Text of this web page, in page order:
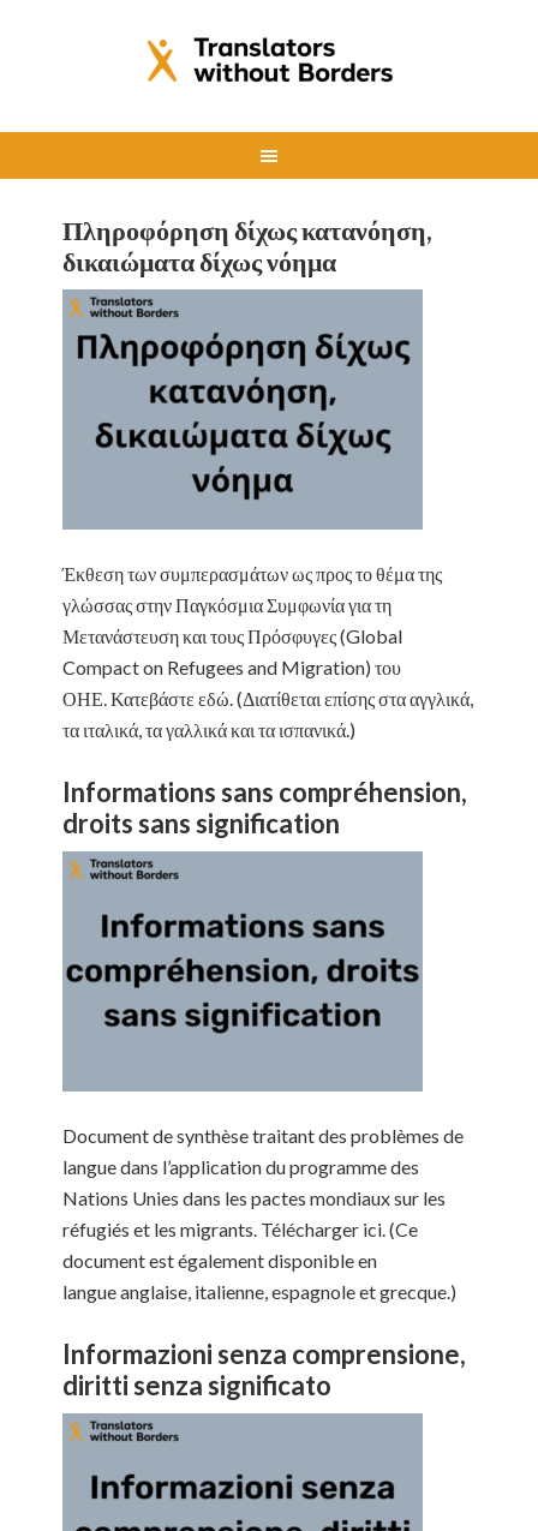
Πληροφόρηση δίχως κατανόηση,
δικαιώματα δίχως νόημα
Έκθεση των συμπερασμάτων ως προς το θέμα της
γλώσσας στην Παγκόσμια Συμφωνία για τη
Μετανάστευση και τους Πρόσφυγες (Global
Compact on Refugees and Migration) του
ΟΗΕ. Κατεβάστε εδώ. (Διατίθεται επίσης στα αγγλικά,
τα ιταλικά, τα γαλλικά και τα ισπανικά.)
Informations sans compréhension,
droits sans signification
Document de synthèse traitant des problèmes de
langue dans l’application du programme des
Nations Unies dans les pactes mondiaux sur les
réfugiés et les migrants. Télécharger ici. (Ce
document est également disponible en
langue anglaise, italienne, espagnole et grecque.)
Informazioni senza comprensione,
diritti senza significato